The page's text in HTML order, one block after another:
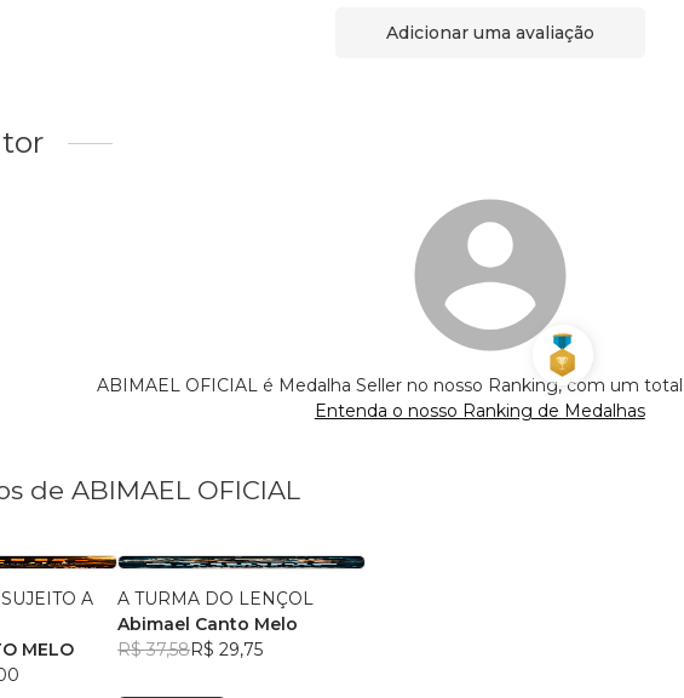
Adicionar uma avaliação
ABIMAEL OFICIAL é Medalha Seller no nosso Ranking, com um
Entenda o nosso Ranking de Medalhas
de ABIMAEL OFICIAL
A
MELO
A TURMA DO LENÇOL
Abimael Canto Melo
R$ 37,58R$ 29,75